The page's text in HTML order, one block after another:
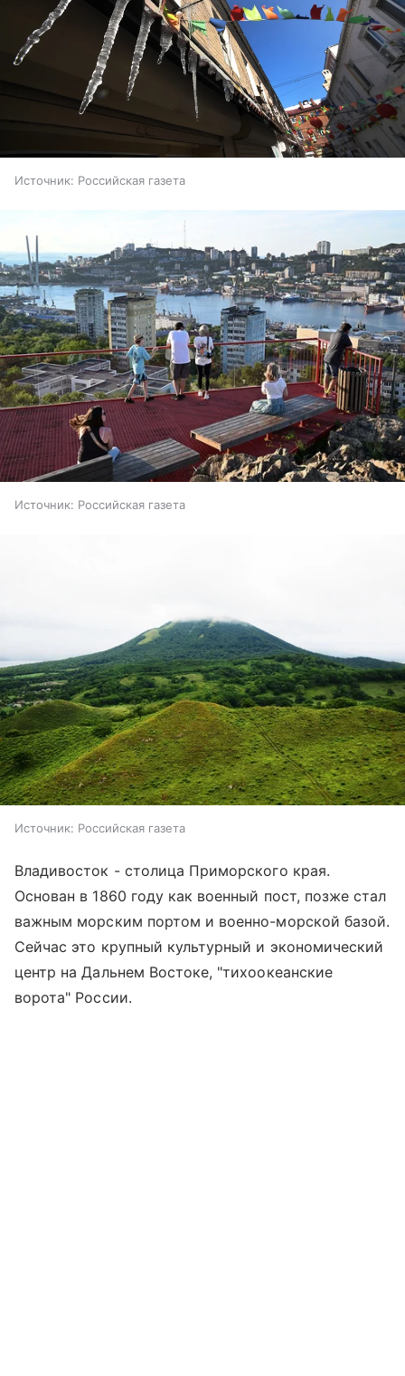
Источник: Российская газета
Источник: Российская газета
Источник: Российская газета
Владивосток - столица Приморского края.
Основан в 1860 году как военный пост, позже стал
важным морским портом и военно-морской базой.
Сейчас это крупный культурный и экономический
центр на Дальнем Востоке, "тихоокеанские
ворота" России.